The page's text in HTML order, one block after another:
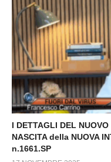
I DETTAGLI DEL
NASCITA della NUOVA
n.1661.SP